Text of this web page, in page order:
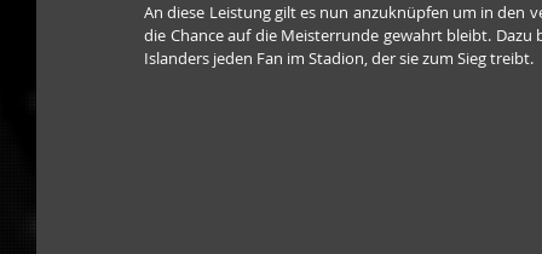
An diese Leistung gilt es nun anzuknüpfen um in den
die Chance auf die Meisterrunde gewahrt bleibt.
Islanders jeden Fan im Stadion, der sie zum Sieg treibt.